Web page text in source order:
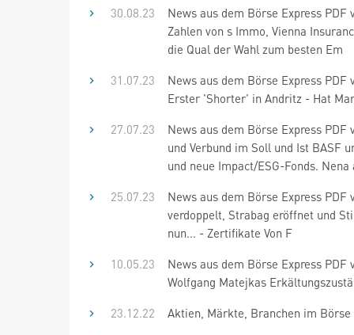
30.08.23
News aus dem Börse Express
Zahlen von s Immo, Vienna
die Qual der Wahl zum besten Em
31.07.23
News aus dem Börse Express
Erster 'Shorter' in Andritz - Hat
27.07.23
News aus dem Börse Express
und Verbund im Soll und Ist BASF
und neue Impact/ESG-Fonds. Nena
25.07.23
News aus dem Börse Express
verdoppelt, Strabag eröffnet und
nun... - Zertifikate Von F
10.05.23
News aus dem Börse Express
Wolfgang Matejkas
23.12.22
Aktien, Märkte, Branchen im